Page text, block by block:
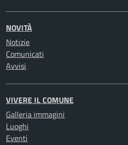
NOVITÀ
Notizie
Comunicati
Avvisi
VIVERE IL COMUNE
Galleria immagini
Luoghi
Eventi